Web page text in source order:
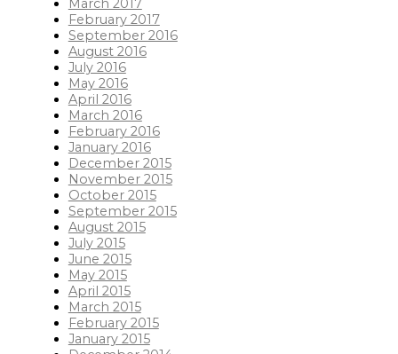
March 2017
February 2017
September 2016
August 2016
July 2016
May 2016
April 2016
March 2016
February 2016
January 2016
December 2015
November 2015
October 2015
September 2015
August 2015
July 2015
June 2015
May 2015
April 2015
March 2015
February 2015
January 2015